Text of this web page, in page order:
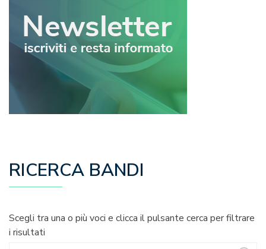
RICERCA BANDI
Scegli tra una o più voci e clicca il pulsante cerca per filtrare
i risultati